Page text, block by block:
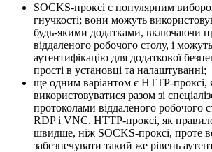
SOCKS-проксі є популярним
гнучкості; вони можуть
будь-якими додатками, включаючи
віддаленого робочого столу, і
аутентифікацію для додаткової
прості в установці та налаштуванні;
ще одним варіантом є HTTP-проксі,
використовуватися разом зі
протоколами віддаленого робочого
RDP і VNC. HTTP-проксі, як
швидше, ніж SOCKS-проксі, проте
забезпечувати такий же рівень